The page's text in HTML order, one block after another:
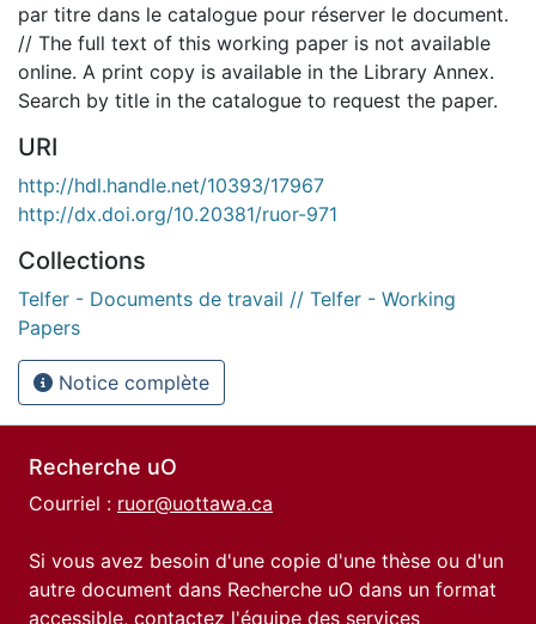
par titre dans le catalogue pour réserver le document.
// The full text of this working paper is not available
online. A print copy is available in the Library Annex.
Search by title in the catalogue to request the paper.
URI
http://hdl.handle.net/10393/17967
http://dx.doi.org/10.20381/ruor-971
Collections
Telfer - Documents de travail // Telfer - Working
Papers
Notice complète
Recherche uO
Courriel : ruor@uottawa.ca
Si vous avez besoin d'une copie d'une thèse ou d'un
autre document dans Recherche uO dans un format
accessible, contactez l'équipe des services